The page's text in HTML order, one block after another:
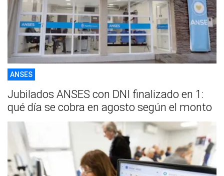
ANSES
Jubilados ANSES con DNI finalizado en 1:
qué día se cobra en agosto según el monto